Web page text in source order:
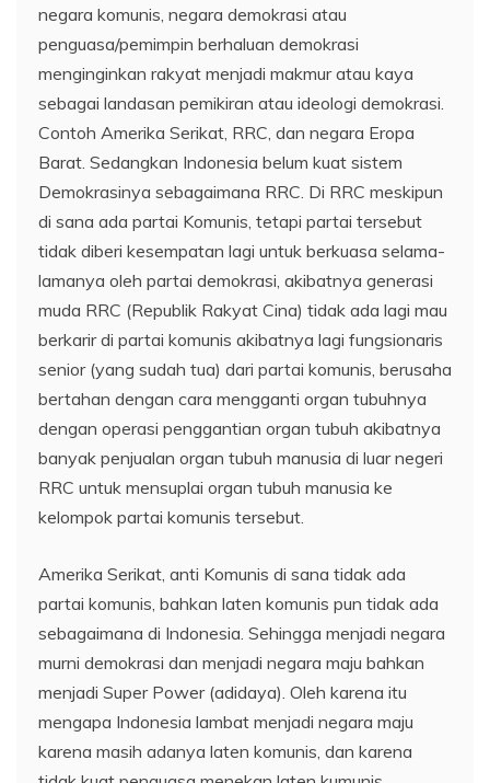
negara komunis, negara demokrasi atau
penguasa/pemimpin berhaluan demokrasi
menginginkan rakyat menjadi makmur atau kaya
sebagai landasan pemikiran atau ideologi demokrasi.
Contoh Amerika Serikat, RRC, dan negara Eropa
Barat. Sedangkan Indonesia belum kuat sistem
Demokrasinya sebagaimana RRC. Di RRC meskipun
di sana ada partai Komunis, tetapi partai tersebut
tidak diberi kesempatan lagi untuk berkuasa selama-
lamanya oleh partai demokrasi, akibatnya generasi
muda RRC (Republik Rakyat Cina) tidak ada lagi mau
berkarir di partai komunis akibatnya lagi fungsionaris
senior (yang sudah tua) dari partai komunis, berusaha
bertahan dengan cara mengganti organ tubuhnya
dengan operasi penggantian organ tubuh akibatnya
banyak penjualan organ tubuh manusia di luar negeri
RRC untuk mensuplai organ tubuh manusia ke
kelompok partai komunis tersebut.
Amerika Serikat, anti Komunis di sana tidak ada
partai komunis, bahkan laten komunis pun tidak ada
sebagaimana di Indonesia. Sehingga menjadi negara
murni demokrasi dan menjadi negara maju bahkan
menjadi Super Power (adidaya). Oleh karena itu
mengapa Indonesia lambat menjadi negara maju
karena masih adanya laten komunis, dan karena